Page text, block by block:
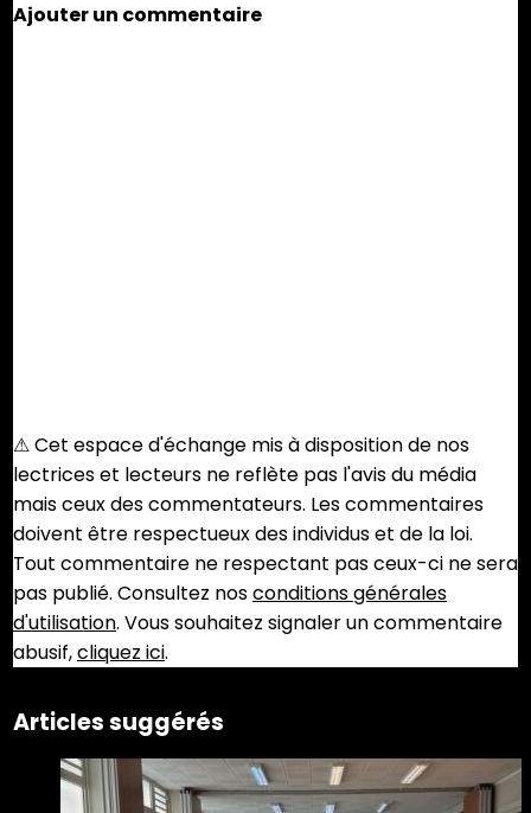
Ajouter un commentaire
⚠︎ Cet espace d'échange mis à disposition de nos
lectrices et lecteurs ne reflète pas l'avis du média
mais ceux des commentateurs. Les commentaires
doivent être respectueux des individus et de la loi.
Tout commentaire ne respectant pas ceux-ci ne sera
pas publié. Consultez nosconditions générales
d'utilisation. Vous souhaitez signaler un commentaire
abusif,cliquez ici.
Articles suggérés